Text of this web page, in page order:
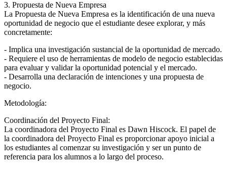
3. Propuesta de Nueva Empresa
La Propuesta de Nueva Empresa es la identificación de una nueva
oportunidad de negocio que el estudiante desee explorar, y más
concretamente:
- Implica una investigación sustancial de la oportunidad de mercado.
- Requiere el uso de herramientas de modelo de negocio establecidas
para evaluar y validar la oportunidad potencial y el mercado.
- Desarrolla una declaración de intenciones y una propuesta de
negocio.
Metodología:
Coordinación del Proyecto Final:
La coordinadora del Proyecto Final es Dawn Hiscock. El papel de
la coordinadora del Proyecto Final es proporcionar apoyo inicial a
los estudiantes al comenzar su investigación y ser un punto de
referencia para los alumnos a lo largo del proceso.